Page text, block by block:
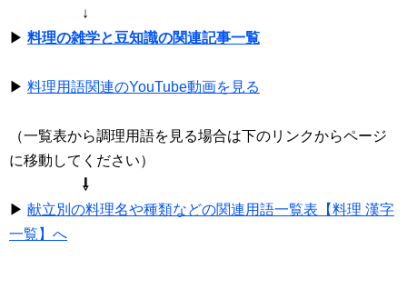
↓
▶ 料理の雑学と豆知識の関連記事一覧
▶ 料理用語関連のYouTube動画を見る
（一覧表から調理用語を見る場合は下のリンクからページ
に移動してください）
⇩
▶ 献立別の料理名や種類などの関連用語一覧表【料理 漢字
一覧】へ